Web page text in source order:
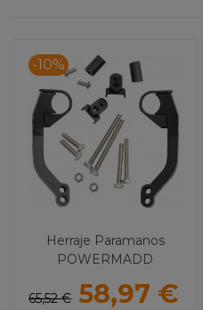
-10%
Herraje Paramanos
POWERMADD
65,52 € 58,97 €